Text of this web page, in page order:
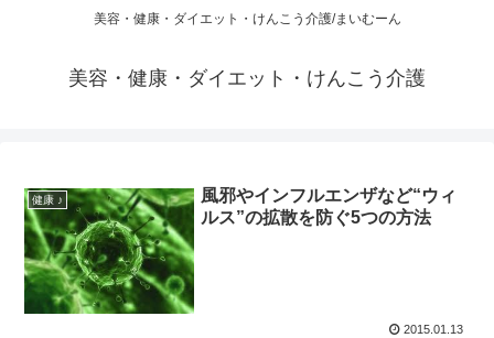
美容・健康・ダイエット・けんこう介護/まいむーん
美容・健康・ダイエット・けんこう介護
健康 ♪
風邪やインフルエンザなど“ウィ
ルス”の拡散を防ぐ5つの方法
2015.01.13